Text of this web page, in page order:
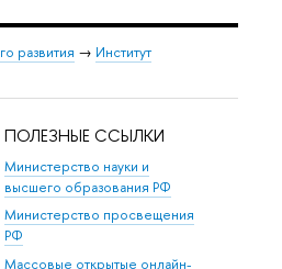
развития → Институт
ПОЛЕЗНЫЕ ССЫЛКИ
Министерство науки и
высшего образования РФ
Министерство просвещения
РФ
Массовые открытые онлайн-